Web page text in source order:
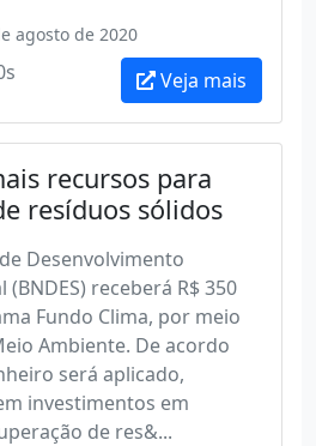
agosto de 2020
Veja mais
recursos para
resíduos sólidos
Desenvolvimento
(BNDES) receberá R$ 350
Fundo Clima, por meio
Ambiente. De acordo
será aplicado,
investimentos em
de res&...